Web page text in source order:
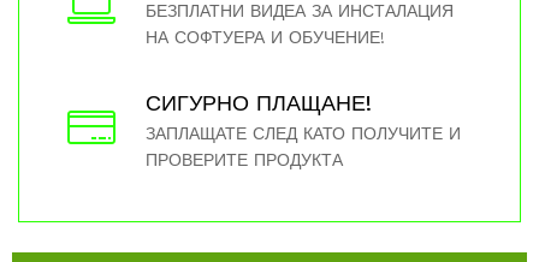
БЕЗПЛАТНИ ВИДЕА ЗА ИНСТАЛАЦИЯ
НА СОФТУЕРА И ОБУЧЕНИЕ!
СИГУРНО ПЛАЩАНЕ!
ЗАПЛАЩАТЕ СЛЕД КАТО ПОЛУЧИТЕ И
ПРОВЕРИТЕ ПРОДУКТА